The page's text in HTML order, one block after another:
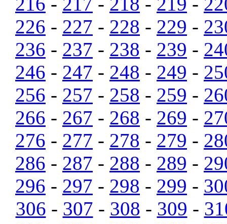
226 - 227 - 228 - 229 -
236 - 237 - 238 - 239 -
246 - 247 - 248 - 249 -
256 - 257 - 258 - 259 -
266 - 267 - 268 - 269 -
276 - 277 - 278 - 279 -
286 - 287 - 288 - 289 -
296 - 297 - 298 - 299 -
306 - 307 - 308 - 309 -